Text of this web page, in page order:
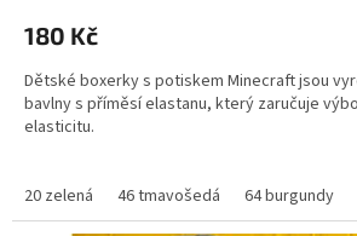
je
z
5
hvězdiček.
180 Kč
Dětské boxerky s potiskem Minecraft jsou
bavlny s příměsí elastanu, který zaručuje
elasticitu.
CENA PLATÍ ZA 1 KS
20 zelená 46 tmavošedá 64 burgundy